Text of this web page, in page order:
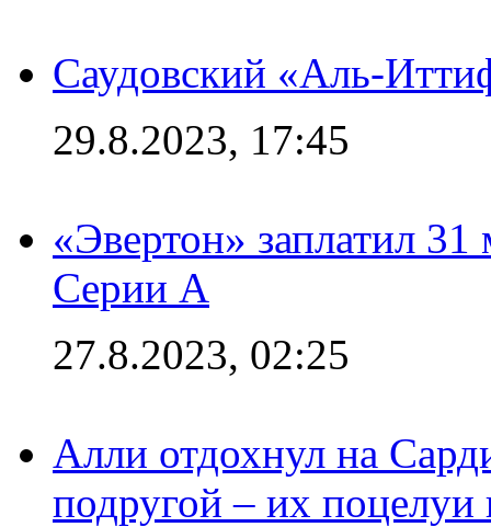
Саудовский «Аль-
29.8.2023, 17:45
«Эвертон» заплатил
Серии А
27.8.2023, 02:25
Алли отдохнул на
подругой – их поцелуи